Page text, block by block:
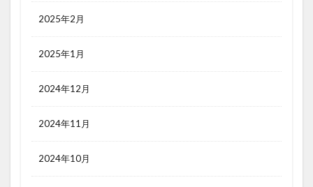
2025年2月
2025年1月
2024年12月
2024年11月
2024年10月